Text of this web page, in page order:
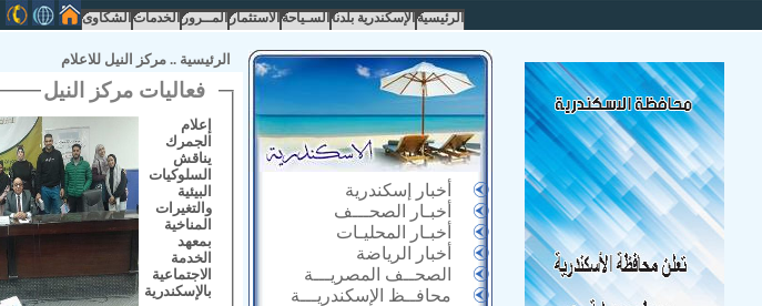
الرئيسية الإسكندرية بلدنا السـياحة الاستثمار المــرور الخدمات الشكاوى
أخبار إسكندرية
أخبـار الصحـــف
أخبـار المحليـات
أخبار الرياضة
الصحــف المصريـــة
محافــظ الإسكندريـــة
الرئيسية .. مركز النيل للاعلام
فعاليات مركز النيل
إعلام
الجمرك
يناقش
السلوكيات
البيئية
والتغيرات
المناخية
بمعهد
الخدمة
الاجتماعية
بالإسكندرية